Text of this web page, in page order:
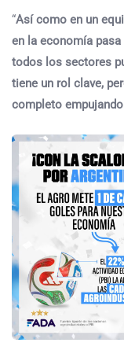
“Así como en un
en la economía
todos los sectores
tiene un rol clave,
completo